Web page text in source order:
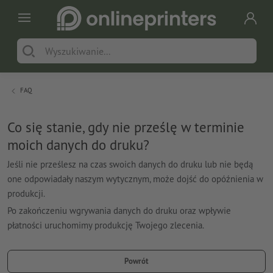
FAQ
Co się stanie, gdy nie prześlę w terminie
moich danych do druku?
Jeśli nie prześlesz na czas swoich danych do druku lub nie będą
one odpowiadały naszym wytycznym, może dojść do opóźnienia w
produkcji.
Po zakończeniu wgrywania danych do druku oraz wpływie
płatności uruchomimy produkcję Twojego zlecenia.
Powrót